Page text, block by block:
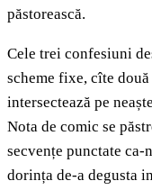
păstorească.
Cele trei confesiuni
scheme fixe, cîte
intersectează pe
Nota de comic se
secvențe punctate
dorința de-a degusta